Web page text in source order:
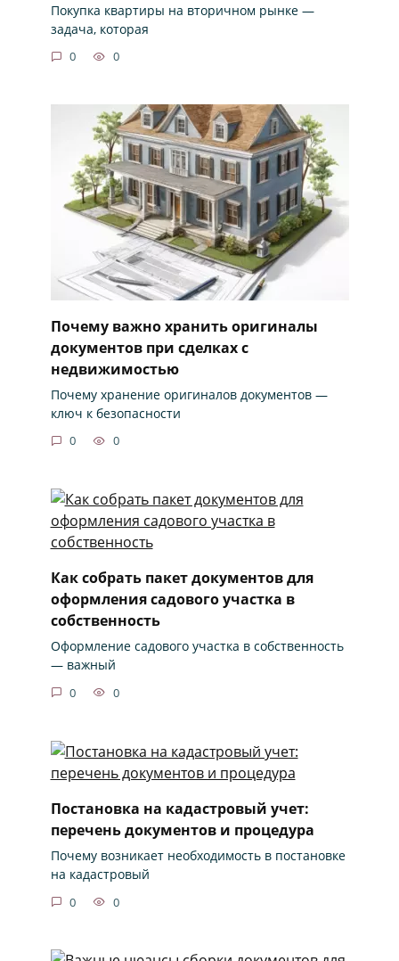
Покупка квартиры на вторичном рынке —
задача, которая
0 0
Почему важно хранить оригиналы
документов при сделках с
недвижимостью
Почему хранение оригиналов документов —
ключ к безопасности
0 0
Как собрать пакет документов для
оформления садового участка в
собственность
Оформление садового участка в собственность
— важный
0 0
Постановка на кадастровый учет:
перечень документов и процедура
Почему возникает необходимость в постановке
на кадастровый
0 0